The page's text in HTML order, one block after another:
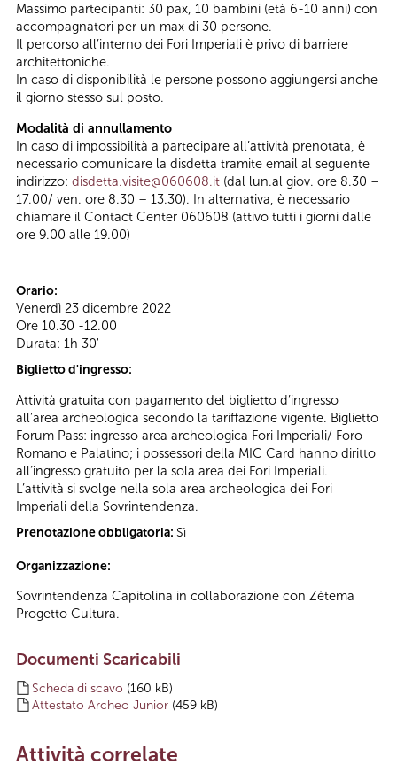
Massimo partecipanti: 30 pax, 10 bambini (età 6-10 anni) con
accompagnatori per un max di 30 persone.
Il percorso all’interno dei Fori Imperiali è privo di barriere
architettoniche.
In caso di disponibilità le persone possono aggiungersi anche
il giorno stesso sul posto.
Modalità di annullamento
In caso di impossibilità a partecipare all’attività prenotata, è
necessario comunicare la disdetta tramite email al seguente
indirizzo: disdetta.visite@060608.it (dal lun.al giov. ore 8.30 –
17.00/ ven. ore 8.30 – 13.30). In alternativa, è necessario
chiamare il Contact Center 060608 (attivo tutti i giorni dalle
ore 9.00 alle 19.00)
Orario:
Venerdì 23 dicembre 2022
Ore 10.30 -12.00
Durata: 1h 30'
Biglietto d'ingresso:
Attività gratuita con pagamento del biglietto d’ingresso
all’area archeologica secondo la tariffazione vigente. Biglietto
Forum Pass: ingresso area archeologica Fori Imperiali/ Foro
Romano e Palatino; i possessori della MIC Card hanno diritto
all’ingresso gratuito per la sola area dei Fori Imperiali.
L’attività si svolge nella sola area archeologica dei Fori
Imperiali della Sovrintendenza.
Prenotazione obbligatoria: Sì
Organizzazione:
Sovrintendenza Capitolina in collaborazione con Zètema
Progetto Cultura.
Documenti Scaricabili
Scheda di scavo (160 kB)
Attestato Archeo Junior (459 kB)
Attività correlate